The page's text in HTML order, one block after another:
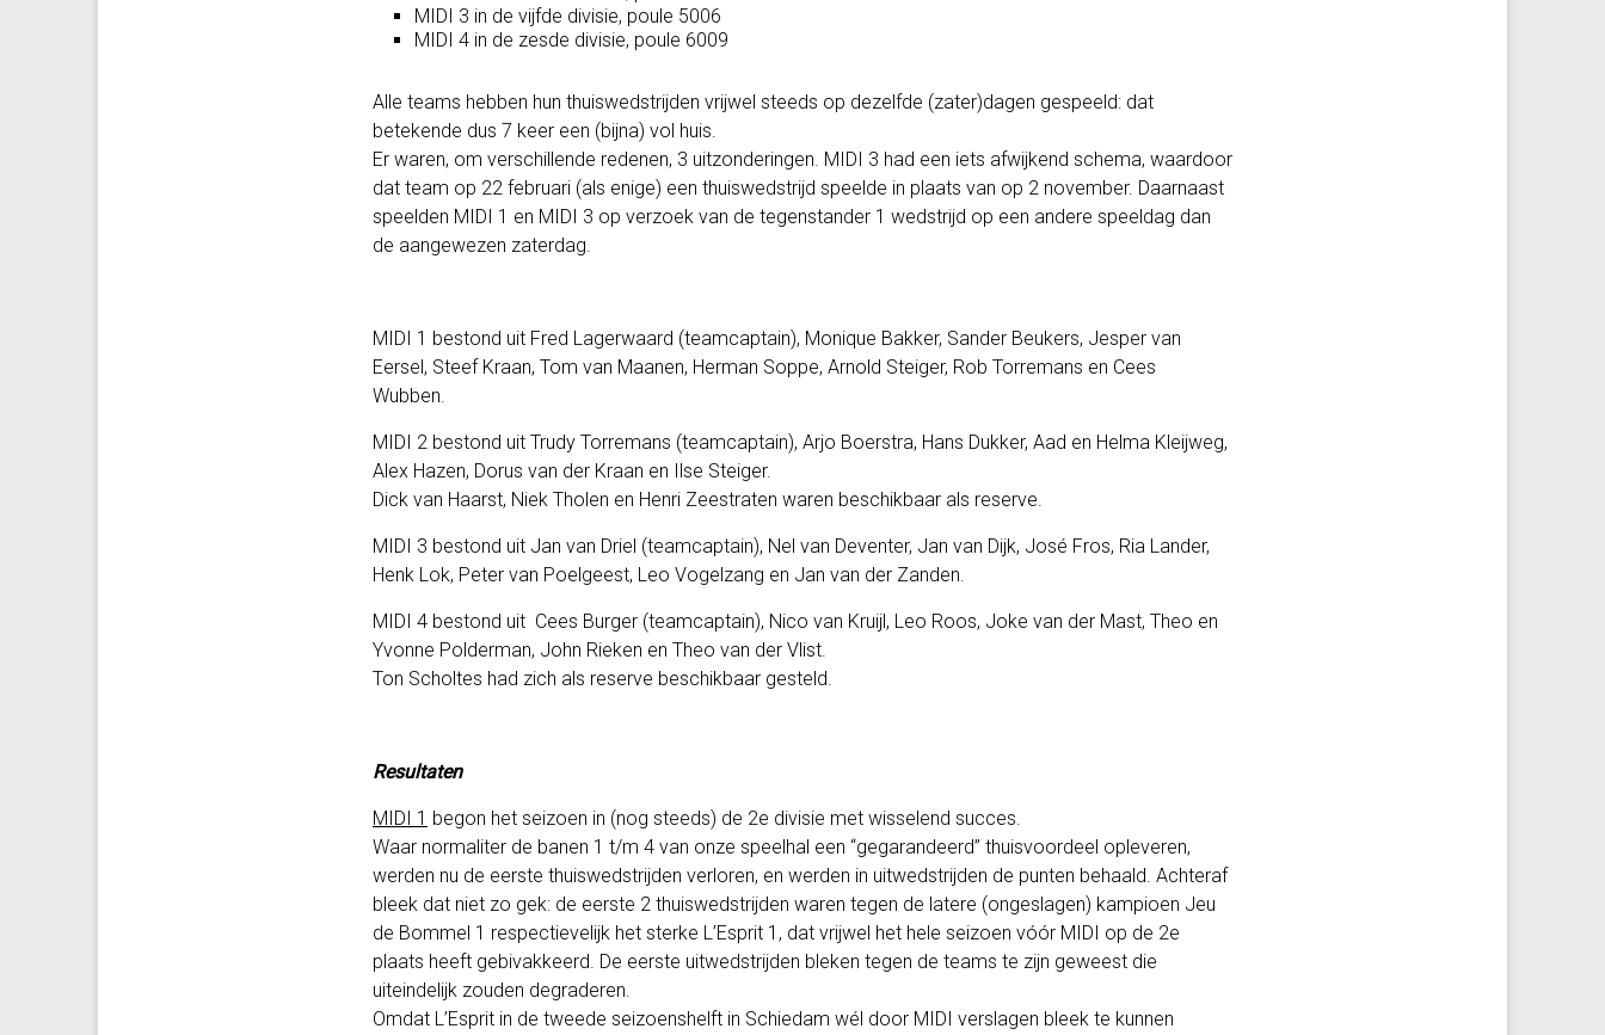
MIDI 3 in de vijfde divisie, poule 5006
MIDI 4 in de zesde divisie, poule 6009
Alle teams hebben hun thuiswedstrijden vrijwel steeds op dezelfde (zater)dagen gespeeld: dat
betekende dus 7 keer een (bijna) vol huis.
Er waren, om verschillende redenen, 3 uitzonderingen. MIDI 3 had een iets afwijkend schema, waardoor
dat team op 22 februari (als enige) een thuiswedstrijd speelde in plaats van op 2 november. Daarnaast
speelden MIDI 1 en MIDI 3 op verzoek van de tegenstander 1 wedstrijd op een andere speeldag dan
de aangewezen zaterdag.
MIDI 1 bestond uit Fred Lagerwaard (teamcaptain), Monique Bakker, Sander Beukers, Jesper van
Eersel, Steef Kraan, Tom van Maanen, Herman Soppe, Arnold Steiger, Rob Torremans en Cees
Wubben.
MIDI 2 bestond uit Trudy Torremans (teamcaptain), Arjo Boerstra, Hans Dukker, Aad en Helma Kleijweg,
Alex Hazen, Dorus van der Kraan en Ilse Steiger.
Dick van Haarst, Niek Tholen en Henri Zeestraten waren beschikbaar als reserve.
MIDI 3 bestond uit Jan van Driel (teamcaptain), Nel van Deventer, Jan van Dijk, José Fros, Ria Lander,
Henk Lok, Peter van Poelgeest, Leo Vogelzang en Jan van der Zanden.
MIDI 4 bestond uit Cees Burger (teamcaptain), Nico van Kruijl, Leo Roos, Joke van der Mast, Theo en
Yvonne Polderman, John Rieken en Theo van der Vlist.
Ton Scholtes had zich als reserve beschikbaar gesteld.
Resultaten
MIDI 1 begon het seizoen in (nog steeds) de 2e divisie met wisselend succes.
Waar normaliter de banen 1 t/m 4 van onze speelhal een “gegarandeerd” thuisvoordeel opleveren,
werden nu de eerste thuiswedstrijden verloren, en werden in uitwedstrijden de punten behaald. Achteraf
bleek dat niet zo gek: de eerste 2 thuiswedstrijden waren tegen de latere (ongeslagen) kampioen Jeu
de Bommel 1 respectievelijk het sterke L’Esprit 1, dat vrijwel het hele seizoen vóór MIDI op de 2e
plaats heeft gebivakkeerd. De eerste uitwedstrijden bleken tegen de teams te zijn geweest die
uiteindelijk zouden degraderen.
Omdat L’Esprit in de tweede seizoenshelft in Schiedam wél door MIDI verslagen bleek te kunnen